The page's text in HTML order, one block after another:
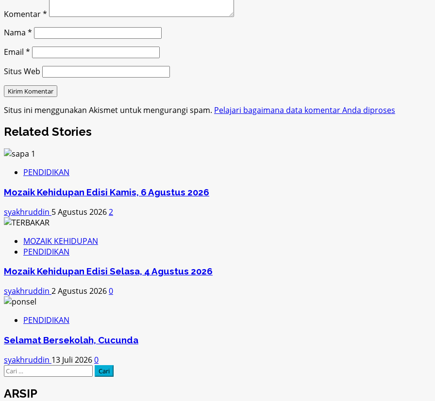
Komentar*
Nama *
Email *
Situs Web
Situs ini menggunakan Akismet untuk mengurangi spam. Pelajari bagaimana data komentar Anda diproses
Related Stories
PENDIDIKAN
Mozaik Kehidupan Edisi Kamis, 6 Agustus 2026
syakhruddin 5 Agustus 20262
MOZAIK KEHIDUPAN
PENDIDIKAN
Mozaik Kehidupan Edisi Selasa, 4 Agustus 2026
syakhruddin 2 Agustus 20260
PENDIDIKAN
Selamat Bersekolah, Cucunda
syakhruddin 13 Juli 20260
Cari
untuk:
ARSIP